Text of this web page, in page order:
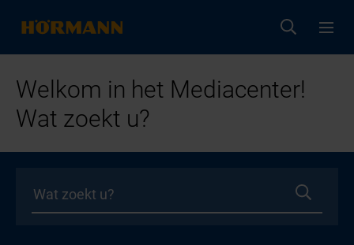
Welkom in het Mediacenter!
Wat zoekt u?